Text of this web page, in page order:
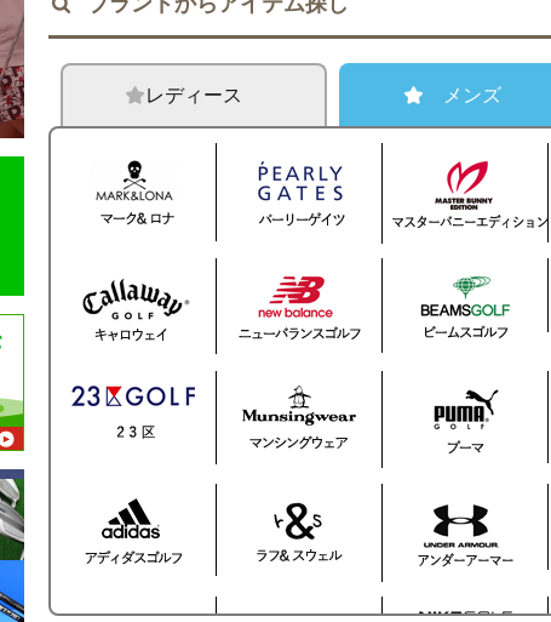
レディース メンズ